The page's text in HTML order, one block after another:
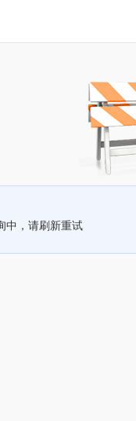
中，请刷新重试